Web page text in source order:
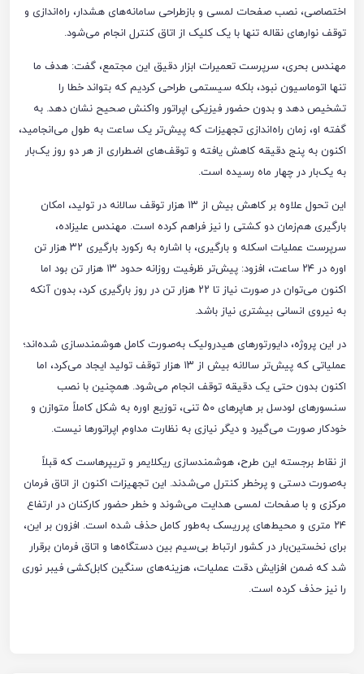
اختصاصی، نصب صفحات لمسی و بازطراحی سامانه‌های هشدار، راه‌اندازی و
توقف نوارهای نقاله تنها با یک کلیک از اتاق کنترل انجام می‌شود.
مهندس بحری، سرپرست تعمیرات ابزار دقیق این مجتمع، گفت: هدف ما
تنها اتوماسیون نبود، بلکه سیستمی طراحی کردیم که بتواند خطا را
تشخیص دهد و بدون حضور فیزیکی اپراتور واکنش صحیح نشان دهد. به
گفته او، زمان راه‌اندازی تجهیزات که پیش‌تر یک ساعت به طول می‌انجامید،
اکنون به پنج دقیقه کاهش یافته و توقف‌های اضطراری از هر دو روز یک‌بار
به یک‌بار در چهار ماه رسیده است.
این تحول علاوه بر کاهش بیش از ۱۳ هزار توقف سالانه در تولید، امکان
بارگیری هم‌زمان دو کشتی را نیز فراهم کرده است. مهندس علیزاده،
سرپرست عملیات اسکله و بارگیری، با اشاره به رکورد بارگیری ۳۲ هزار تن
اوره در ۲۴ ساعت، افزود: پیش‌تر ظرفیت روزانه حدود ۱۳ هزار تن بود اما
اکنون می‌توان در صورت نیاز تا ۲۲ هزار تن در روز بارگیری کرد، بدون آنکه
به نیروی انسانی بیشتری نیاز باشد.
در این پروژه، دایورتورهای هیدرولیک به‌صورت کامل هوشمندسازی شده‌اند؛
عملیاتی که پیش‌تر سالانه بیش از ۱۳ هزار توقف تولید ایجاد می‌کرد، اما
اکنون بدون حتی یک دقیقه توقف انجام می‌شود. همچنین با نصب
سنسورهای لودسل بر هاپرهای ۵۰ تنی، توزیع اوره به شکل کاملاً متوازن و
خودکار صورت می‌گیرد و دیگر نیازی به نظارت مداوم اپراتورها نیست.
از نقاط برجسته این طرح، هوشمندسازی ریکلایمر و تریپرهاست که قبلاً
به‌صورت دستی و پرخطر کنترل می‌شدند. این تجهیزات اکنون از اتاق فرمان
مرکزی و با صفحات لمسی هدایت می‌شوند و خطر حضور کارکنان در ارتفاع
۲۴ متری و محیط‌های پرریسک به‌طور کامل حذف شده است. افزون بر این،
برای نخستین‌بار در کشور ارتباط بی‌سیم بین دستگاه‌ها و اتاق فرمان برقرار
شد که ضمن افزایش دقت عملیات، هزینه‌های سنگین کابل‌کشی فیبر نوری
را نیز حذف کرده است.